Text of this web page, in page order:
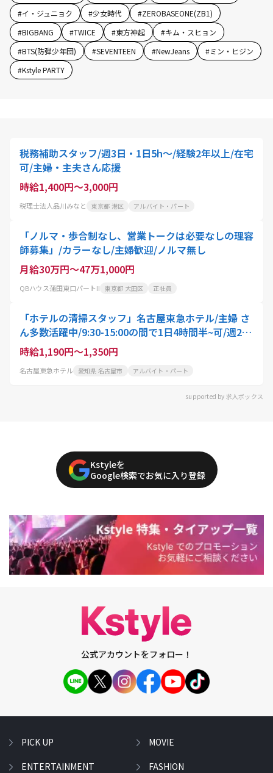
#イ・ジュニョク #少女時代 #ZEROBASEONE(ZB1)
#BIGBANG #TWICE #東方神起 #キム・スヒョン
#BTS(防弾少年団) #SEVENTEEN #NewJeans #ミン・ヒジン
#Kstyle PARTY
税務補助スタッフ/週3日・1日5h～/経験2年以上/在宅
可/主婦・主夫さん応援
時給1,400円～3,000円
税理士法人品川みなと 東京都 港区 アルバイト・パート
「ノルマ・歩合制なし、営業トークは必要なしの理容
師募集」/カラーなし/主婦歓迎/ノルマ無し
月給30万円～47万1,000円
QBハウス蒲田東口パートII 東京都 大田区 正社員
「ホテルの清掃スタッフ」名古屋東急ホテル/主婦 さ
ん多数活躍中/9:30-15:00の間で1日4時間半~可/週2勤
務可/接客ナシ/ひとり作業が中心
時給1,190円～1,350円
名古屋東急ホテル 愛知県 名古屋市 アルバイト・パート
supported by 求人ボックス
Kstyleを
Google検索でお気に入り登録
公式アカウントをフォロー！
PICK UP
ENTERTAINMENT
MOVIE
FASHION